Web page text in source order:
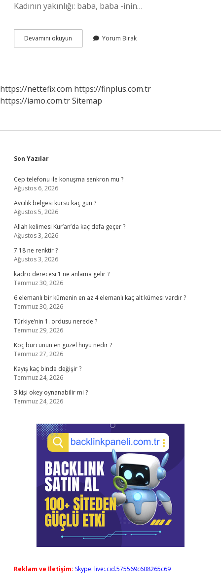
Kadının yakınlığı: baba, baba -inin…
Devamını okuyun
Babaya
Yorum Bırak
https://nettefix.com https://finplus.com.tr
https://iamo.com.trSitemap
Sidebar
Son Yazılar
Cep telefonu ile konuşma senkron mu ?
Ağustos 6, 2026
Avcılık belgesi kursu kaç gün ?
Ağustos 5, 2026
Allah kelimesi Kur’an’da kaç defa geçer ?
Ağustos 3, 2026
7.18 ne renktir ?
Ağustos 3, 2026
kadro derecesi 1 ne anlama gelir ?
Temmuz 30, 2026
6 elemanlı bir kümenin en az 4 elemanlı kaç alt kümesi vardır ?
Temmuz 30, 2026
Türkiye’nin 1. ordusu nerede ?
Temmuz 29, 2026
Koç burcunun en güzel huyu nedir ?
Temmuz 27, 2026
Kayış kaç binde değişir ?
Temmuz 24, 2026
3 kişi okey oynanabilir mi ?
Temmuz 24, 2026
Reklam ve İletişim: Skype: live:.cid.575569c608265c69